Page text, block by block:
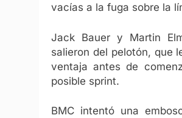
vacías a la fuga sobre la
Jack Bauer y Martin
salieron del pelotón, que
ventaja antes de
posible sprint.
BMC intentó una